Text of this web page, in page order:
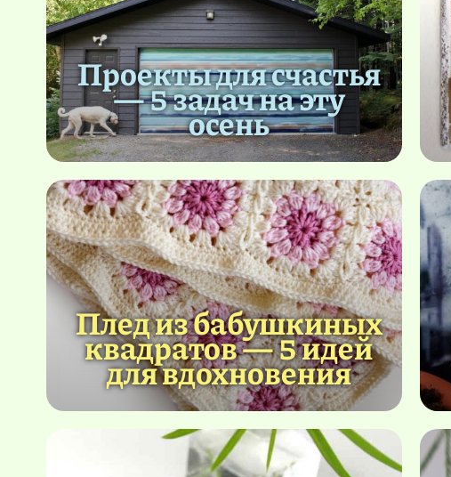
Проекты для счастья
— 5 задач на эту
осень
Плед из бабушкиных
квадратов — 5 идей
для вдохновения